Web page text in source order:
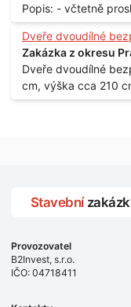
Popis: - včtetně
samozamýkacích zámků
vchodové dveře
portálu - předmětem
stávajících a už
umělohmotných vstupů Množství: - 8 ks
Dveře dvoudílné
Zakázka z okresu
Dveře dvoudílné bezpečnostní
cm, výška cca 210 cm Popis: - včetně montáže -
dům, 2. patro -
Stavební
Provozovatel
B2Invest, s.r.o.
IČO: 04718411